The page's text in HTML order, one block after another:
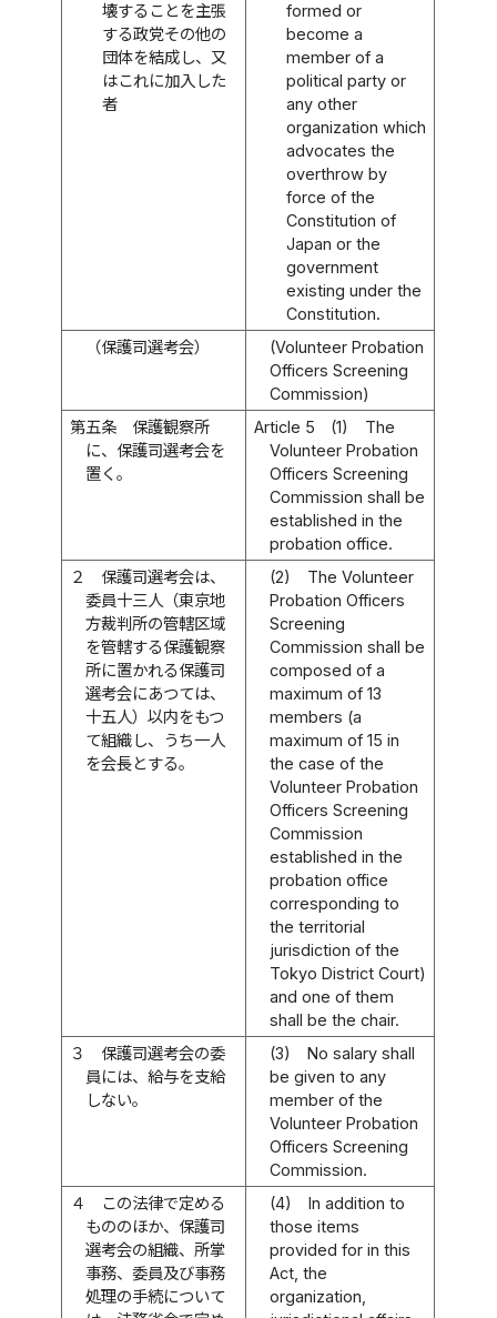
壊することを主張
する政党その他の
団体を結成し、又
はこれに加入した
者
formed or
become a
member of a
political party or
any other
organization which
advocates the
overthrow by
force of the
Constitution of
Japan or the
government
existing under the
Constitution.
（保護司選考会）
(Volunteer Probation
Officers Screening
Commission)
第五条
保護観察所
に、保護司選考会を
置く。
Article 5 (1)
The
Volunteer Probation
Officers Screening
Commission shall be
established in the
probation office.
２
保護司選考会は、
委員十三人（東京地
方裁判所の管轄区域
を管轄する保護観察
所に置かれる保護司
選考会にあつては、
十五人）以内をもつ
て組織し、うち一人
を会長とする。
(2)
The Volunteer
Probation Officers
Screening
Commission shall be
composed of a
maximum of 13
members (a
maximum of 15 in
the case of the
Volunteer Probation
Officers Screening
Commission
established in the
probation office
corresponding to
the territorial
jurisdiction of the
Tokyo District Court)
and one of them
shall be the chair.
３
保護司選考会の委
員には、給与を支給
しない。
(3)
No salary shall
be given to any
member of the
Volunteer Probation
Officers Screening
Commission.
４
この法律で定める
もののほか、保護司
選考会の組織、所掌
事務、委員及び事務
処理の手続について
(4)
In addition to
those items
provided for in this
Act, the
organization,